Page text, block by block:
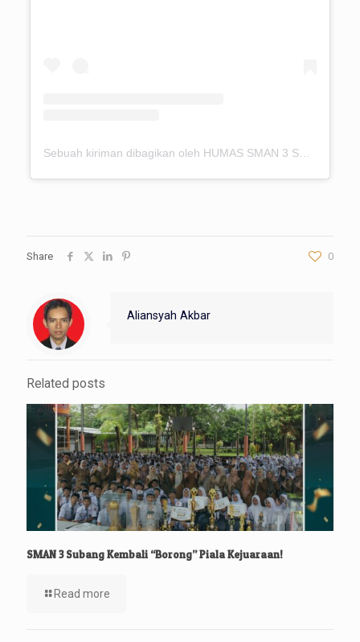
Sebuah kiriman dibagikan oleh HUMAS SMAN 3 SUBANG (@humas.sman3subang)
Share 0
Aliansyah Akbar
Related posts
SMAN 3 Subang Kembali “Borong” Piala Kejuaraan!
Read more